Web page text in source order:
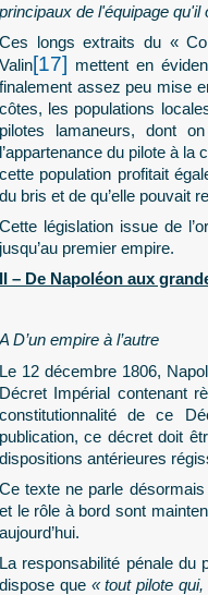
principaux de l'équipage qu'il
Ces longs extraits du «
Valin[17] mettent en
finalement assez peu mise
côtes, les populations
pilotes lamaneurs, dont
l’appartenance du pilote à
cette population profitait
du bris et de qu’elle pouvait
Cette législation issue de
jusqu’au premier empire.
II – De Napoléon aux
A D’un empire à l’autre
Le 12 décembre 1806,
Décret Impérial contenant
constitutionnalité de ce
publication, ce décret doit
dispositions antérieures
Ce texte ne parle
et le rôle à bord sont
aujourd’hui.
La responsabilité pénale du
dispose que « tout pilote